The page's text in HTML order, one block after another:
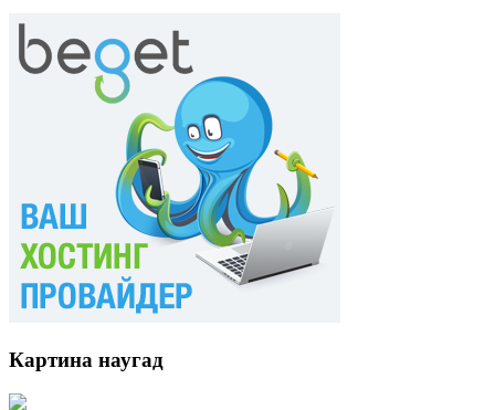
Картина наугад